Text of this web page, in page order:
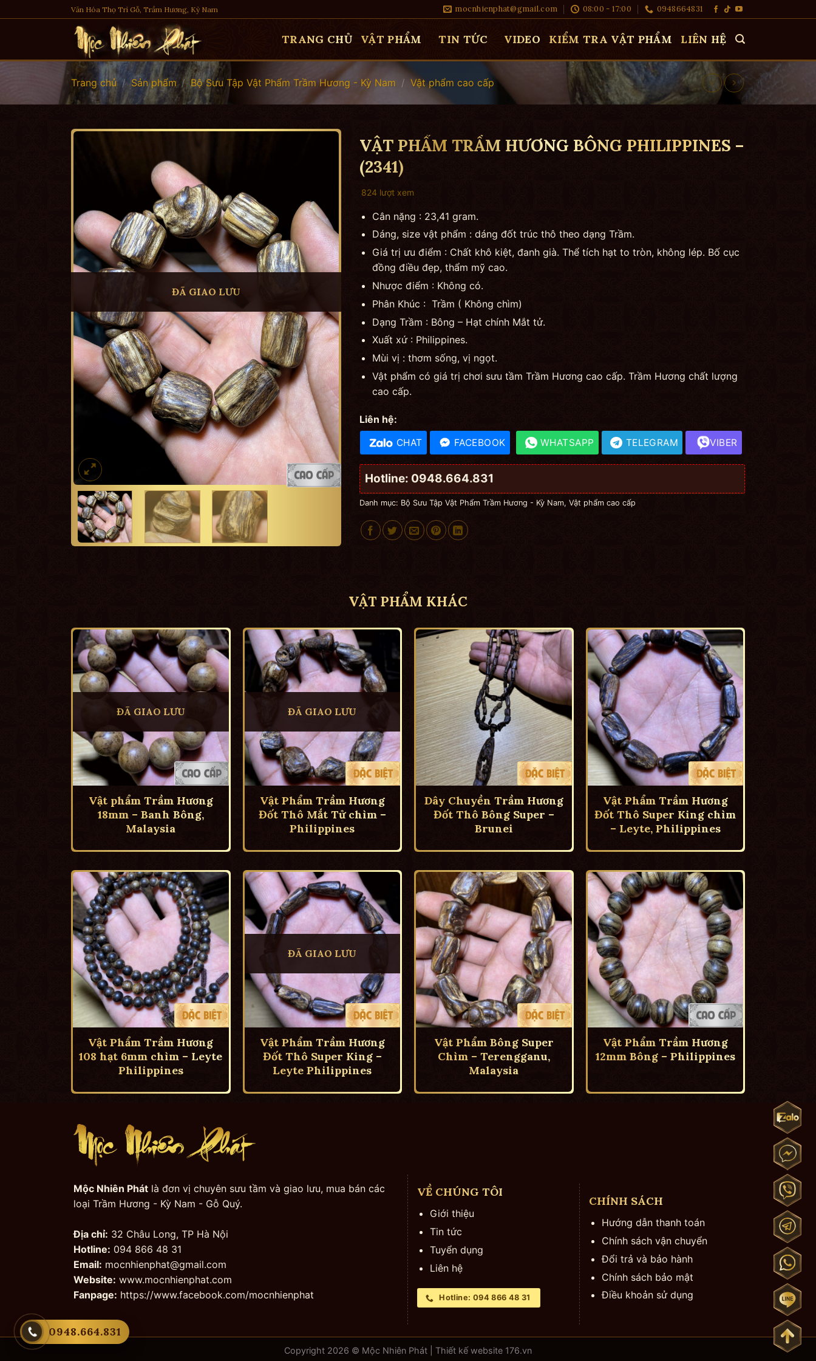
to
Văn Hóa Thọ Trì Gỗ, Trầm Hương, Kỳ Nam mocnhienphat@gmail.com 08:00 - 17:00 0948664831
TRANG CHỦ VẬT PHẨM TIN TỨC VIDEO KIỂM TRA VẬT PHẨM LIÊN HỆ
Trang chủ / Sản phẩm / Bộ Sưu Tập Vật Phẩm Trầm Hương - Kỳ Nam / Vật phẩm cao cấp
ĐÃ GIAO LƯU
VẬT PHẨM TRẦM HƯƠNG BÔNG PHILIPPINES –
(2341)
824 lượt xem
Cân nặng : 23,41 gram.
Dáng, size vật phẩm : dáng đốt trúc thô theo dạng Trầm.
Giá trị ưu điểm : Chất khô kiệt, đanh già. Thể tích hạt to tròn, không lép. Bố cục
đồng điều đẹp, thẩm mỹ cao.
Nhược điểm : Không có.
Phân Khúc : Trầm ( Không chìm)
Dạng Trầm : Bông – Hạt chính Mắt tử.
Xuất xứ : Philippines.
Mùi vị : thơm sống, vị ngọt.
Vật phẩm có giá trị chơi sưu tầm Trầm Hương cao cấp. Trầm Hương chất lượng
cao cấp.
Liên hệ:
CHAT FACEBOOK WHATSAPP TELEGRAM VIBER
Hotline: 0948.664.831
Danh mục: Bộ Sưu Tập Vật Phẩm Trầm Hương - Kỳ Nam, Vật phẩm cao cấp
VẬT PHẨM KHÁC
ĐÃ GIAO LƯU
Vật phẩm Trầm Hương
18mm – Banh Bông,
Malaysia
ĐÃ GIAO LƯU
Vật Phẩm Trầm Hương
Đốt Thô Mắt Tử chìm –
Philippines
Dây Chuyền Trầm Hương
Đốt Thô Bông Super –
Brunei
Vật Phẩm Trầm Hương
Đốt Thô Super King chìm
– Leyte, Philippines
Vật Phẩm Trầm Hương
108 hạt 6mm chìm – Leyte
Philippines
ĐÃ GIAO LƯU
Vật Phẩm Trầm Hương
Đốt Thô Super King –
Leyte Philippines
Vật Phẩm Bông Super
Chìm – Terengganu,
Malaysia
Vật Phẩm Trầm Hương
12mm Bông – Philippines
Mộc Nhiên Phátlà đơn vị chuyên sưu tầm và giao lưu, mua bán các
loại Trầm Hương - Kỳ Nam - Gỗ Quý.
Địa chỉ: 32 Châu Long, TP Hà Nội
Hotline: 094 866 48 31
Email: mocnhienphat@gmail.com
Website: www.mocnhienphat.com
Fanpage: https://www.facebook.com/mocnhienphat
VỀ CHÚNG TÔI
Giới thiệu
Tin tức
Tuyển dụng
Liên hệ
Hotline: 094 866 48 31
CHÍNH SÁCH
Hướng dẫn thanh toán
Chính sách vận chuyển
Đổi trả và bảo hành
Chính sách bảo mật
Điều khoản sử dụng
Copyright 2026 © Mộc Nhiên Phát | Thiết kế website 176.vn
0948.664.831